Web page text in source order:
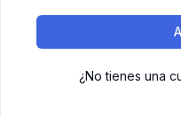
¿No tienes una